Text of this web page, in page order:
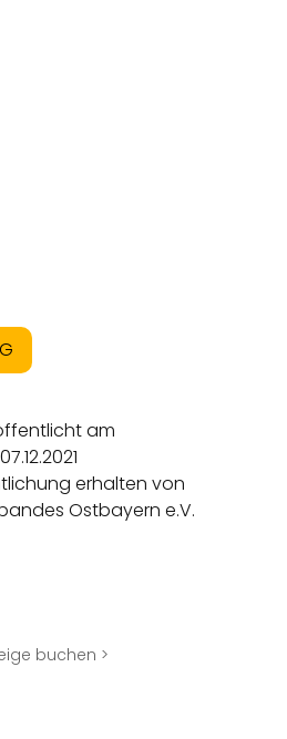
am
07.12.2021
erhalten von
Ostbayern e.V.
buchen >